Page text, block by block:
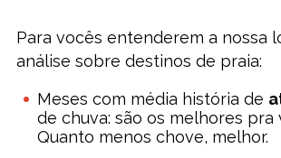
Para vocês entenderem a nossa
análise sobre destinos de praia:
Meses com média história de
de chuva: são os melhores pra
Quanto menos chove, melhor.